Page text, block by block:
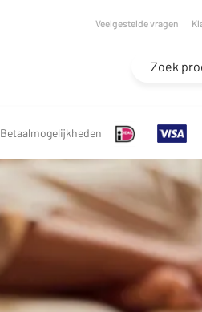
Veelgestelde vragen
Betaalmogelijkheden